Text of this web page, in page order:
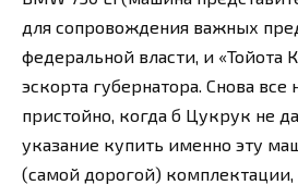
для сопровождения важных
федеральной власти, и «Тойота
эскорта губернатора. Снова все
пристойно, когда б Цукрук не
указание купить именно эту
(самой дорогой)